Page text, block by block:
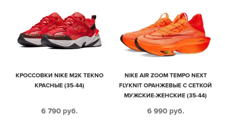
КРОССОВКИ NIKE M2K TEKNO
КРАСНЫЕ (35-44)
6 790 руб.
NIKE AIR ZOOM TEMPO NEXT
FLYKNIT ОРАНЖЕВЫЕ С СЕТКОЙ
МУЖСКИЕ-ЖЕНСКИЕ (35-44)
6 990 руб.